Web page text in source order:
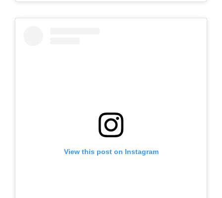
View this post on Instagram